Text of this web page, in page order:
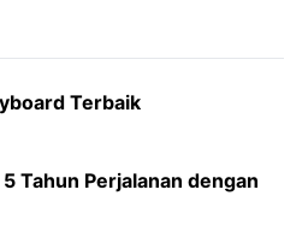
Terbaik
Tahun Perjalanan dengan